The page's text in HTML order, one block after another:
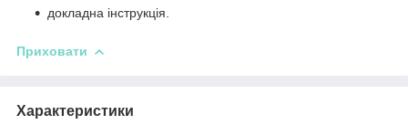
Разрешите сайту all-baby.com.ua
докладна інструкція.
Приховати
Характеристики